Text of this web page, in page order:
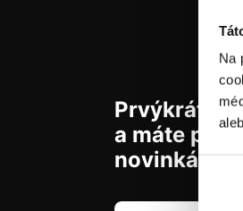
Na
Prvýkrát na
a máte
novinkách a